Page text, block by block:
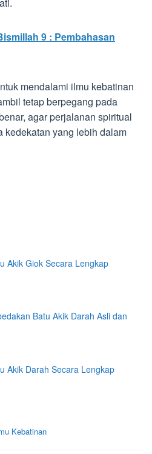
9 : Pembahasan
mendalami ilmu kebatinan
tetap berpegang pada
agar perjalanan spiritual
kedekatan yang lebih dalam
Akik Giok Secara Lengkap
Batu Akik Darah Asli dan
Akik Darah Secara Lengkap
Kebatinan